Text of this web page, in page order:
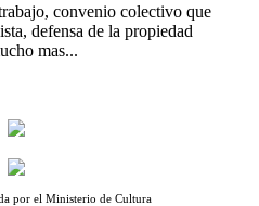
convenio colectivo que
defensa de la propiedad
mas...
por el Ministerio de Cultura